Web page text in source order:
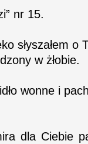
nr 15.
słyszałem o
w żłobie.
wonne i
dla Ciebie